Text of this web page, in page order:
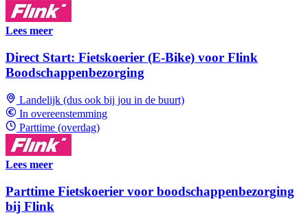
Lees meer
Direct Start: Fietskoerier (E-Bike) voor Flink
Boodschappenbezorging
Landelijk (dus ook bij jou in de buurt)
In overeenstemming
Parttime (overdag)
Lees meer
Parttime Fietskoerier voor boodschappenbezorging
bij Flink